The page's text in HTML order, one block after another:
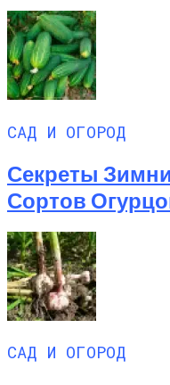
САД И ОГОРОД
Секреты
Сортов
САД И ОГОРОД